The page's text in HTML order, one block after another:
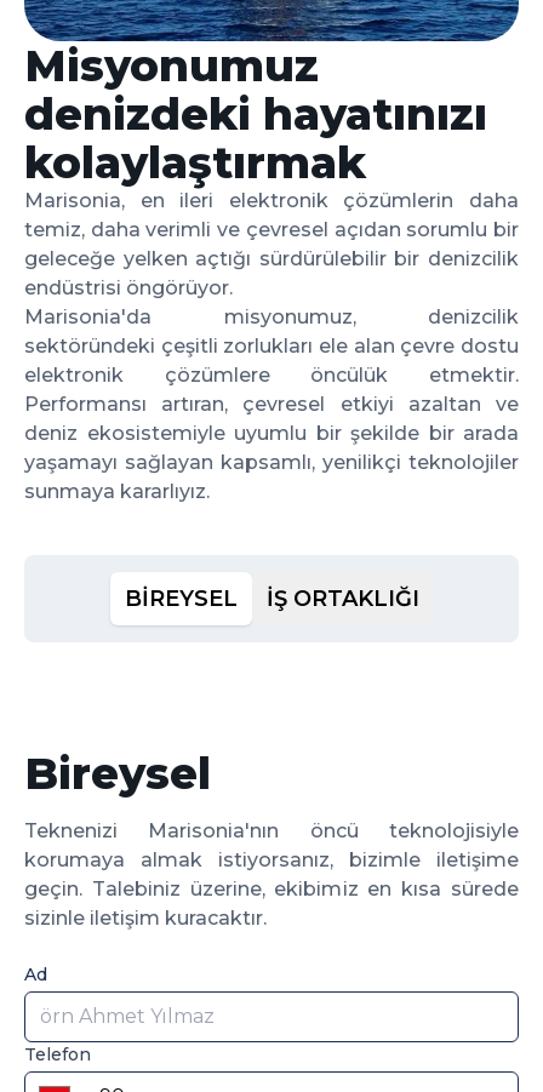
Misyonumuz
denizdeki hayatınızı
kolaylaştırmak
Marisonia, en ileri elektronik çözümlerin daha
temiz, daha verimli ve çevresel açıdan sorumlu bir
geleceğe yelken açtığı sürdürülebilir bir denizcilik
endüstrisi öngörüyor.
Marisonia'da misyonumuz, denizcilik
sektöründeki çeşitli zorlukları ele alan çevre dostu
elektronik çözümlere öncülük etmektir.
Performansı artıran, çevresel etkiyi azaltan ve
deniz ekosistemiyle uyumlu bir şekilde bir arada
yaşamayı sağlayan kapsamlı, yenilikçi teknolojiler
sunmaya kararlıyız.
BİREYSEL İŞ ORTAKLIĞI
Bireysel
Teknenizi Marisonia'nın öncü teknolojisiyle
korumaya almak istiyorsanız, bizimle iletişime
geçin. Talebiniz üzerine, ekibimiz en kısa sürede
sizinle iletişim kuracaktır.
Ad
Telefon